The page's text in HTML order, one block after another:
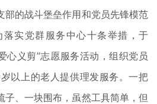
部的战斗堡垒作用和党员先锋模范
实党群服务中心十条举措，于
心义剪”志愿服务活动，组织党员
以上的老人提供理发服务。一把
子、一块围布，虽然工具简单，但